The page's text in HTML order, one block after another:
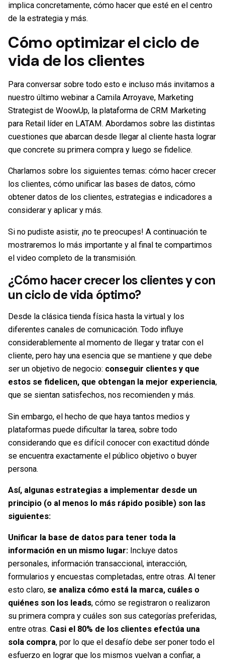
implica concretamente, cómo hacer que esté en el centro
de la estrategia y más.
Cómo optimizar el ciclo de
vida de los clientes
Para conversar sobre todo esto e incluso más invitamos a
nuestro último webinar a Camila Arroyave, Marketing
Strategist de WoowUp, la plataforma de CRM Marketing
para Retail líder en LATAM. Abordamos sobre las distintas
cuestiones que abarcan desde llegar al cliente hasta lograr
que concrete su primera compra y luego se fidelice.
Charlamos sobre los siguientes temas: cómo hacer crecer
los clientes, cómo unificar las bases de datos, cómo
obtener datos de los clientes, estrategias e indicadores a
considerar y aplicar y más.
Si no pudiste asistir, ¡no te preocupes! A continuación te
mostraremos lo más importante y al final te compartimos
el video completo de la transmisión.
¿Cómo hacer crecer los clientes y con
un ciclo de vida óptimo?
Desde la clásica tienda física hasta la virtual y los
diferentes canales de comunicación. Todo influye
considerablemente al momento de llegar y tratar con el
cliente, pero hay una esencia que se mantiene y que debe
ser un objetivo de negocio: conseguir clientes y que
estos se fidelicen, que obtengan la mejor experiencia,
que se sientan satisfechos, nos recomienden y más.
Sin embargo, el hecho de que haya tantos medios y
plataformas puede dificultar la tarea, sobre todo
considerando que es difícil conocer con exactitud dónde
se encuentra exactamente el público objetivo o buyer
persona.
Así, algunas estrategias a implementar desde un
principio (o al menos lo más rápido posible) son las
siguientes:
Unificar la base de datos para tener toda la
información en un mismo lugar: Incluye datos
personales, información transaccional, interacción,
formularios y encuestas completadas, entre otras. Al tener
esto claro, se analiza cómo está la marca, cuáles o
quiénes son los leads, cómo se registraron o realizaron
su primera compra y cuáles son sus categorías preferidas,
entre otras. Casi el 80% de los clientes efectúa una
sola compra, por lo que el desafío debe ser poner todo el
esfuerzo en lograr que los mismos vuelvan a confiar, a